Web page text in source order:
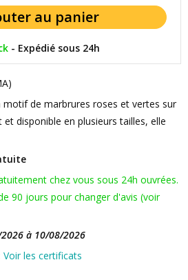
- Expédié sous 24h
motif de marbrures roses et vertes sur
disponible en plusieurs tailles, elle
chez vous sous 24h ouvrées.
90 jours pour changer d'avis (voir
à 10/08/2026
Voir les certificats